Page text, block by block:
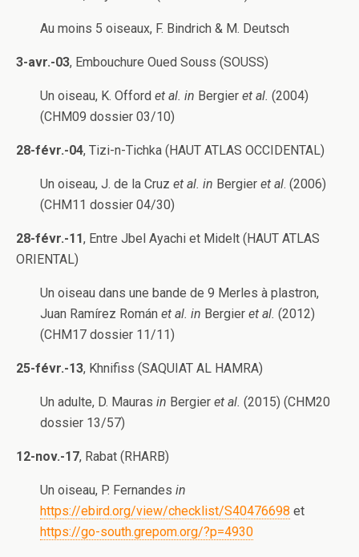
Au moins 5 oiseaux, F. Bindrich & M. Deutsch
3-avr.-03, Embouchure Oued Souss (SOUSS)
Un oiseau, K. Offord et al. in Bergier et al. (2004)
(CHM09 dossier 03/10)
28-févr.-04, Tizi-n-Tichka (HAUT ATLAS OCCIDENTAL)
Un oiseau, J. de la Cruz et al. in Bergier et al. (2006)
(CHM11 dossier 04/30)
28-févr.-11, Entre Jbel Ayachi et Midelt (HAUT ATLAS
ORIENTAL)
Un oiseau dans une bande de 9 Merles à plastron,
Juan Ramírez Román et al. in Bergier et al. (2012)
(CHM17 dossier 11/11)
25-févr.-13, Khnifiss (SAQUIAT AL HAMRA)
Un adulte, D. Mauras in Bergier et al. (2015) (CHM20
dossier 13/57)
12-nov.-17, Rabat (RHARB)
Un oiseau, P. Fernandes in
https://ebird.org/view/checklist/S40476698 et
https://go-south.grepom.org/?p=4930